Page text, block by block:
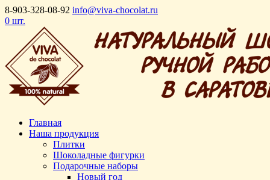
8-903-328-08-92 info@viva-chocolat.ru
0 шт.
Главная
Наша продукция
Плитки
Шоколадные фигурки
Подарочные наборы
Новый год